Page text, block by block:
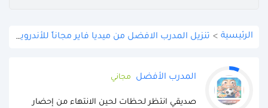
الرئيسية > تنزيل المدرب الافضل من ميديا فاير مجاناً للأندرويد APK
المدرب الأفضل مجاني
صديقي انتظر لحظات لحين الانتهاء من إحضار